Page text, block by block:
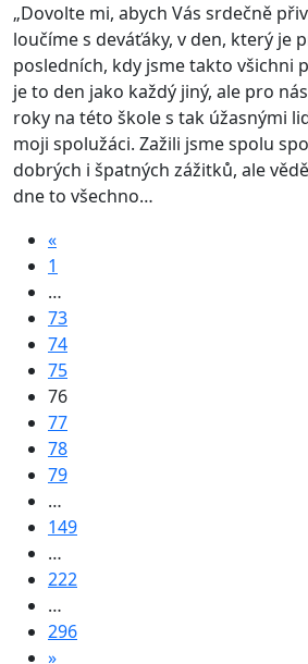
„Dovolte mi, abych Vás srdečně
loučíme s deváťáky, v den, který je
posledních, kdy jsme takto všichni
je to den jako každý jiný, ale pro
roky na této škole s tak úžasnými
moji spolužáci. Zažili jsme spolu
dobrých i špatných zážitků, ale
dne to všechno…
«
1
…
73
74
75
76
77
78
79
…
149
…
222
…
296
»